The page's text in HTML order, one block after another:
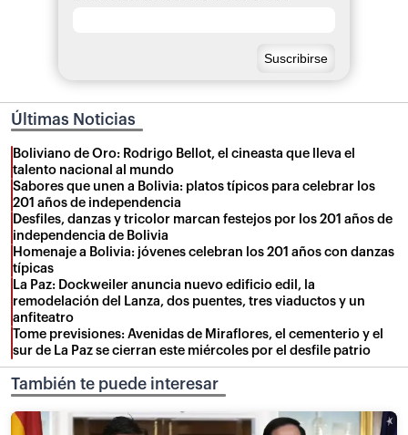
Últimas Noticias
Boliviano de Oro: Rodrigo Bellot, el cineasta que lleva el
talento nacional al mundo
Sabores que unen a Bolivia: platos típicos para celebrar los
201 años de independencia
Desfiles, danzas y tricolor marcan festejos por los 201 años de
independencia de Bolivia
Homenaje a Bolivia: jóvenes celebran los 201 años con danzas
típicas
La Paz: Dockweiler anuncia nuevo edificio edil, la
remodelación del Lanza, dos puentes, tres viaductos y un
anfiteatro
Tome previsiones: Avenidas de Miraflores, el cementerio y el
sur de La Paz se cierran este miércoles por el desfile patrio
También te puede interesar